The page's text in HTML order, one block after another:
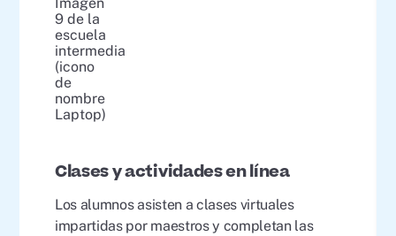
Clases y actividades en línea
Los alumnos asisten a clases virtuales
impartidas por maestros y completan las